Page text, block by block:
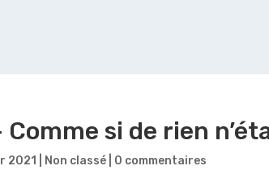
si de rien
2021 Non classé 0 commentaires